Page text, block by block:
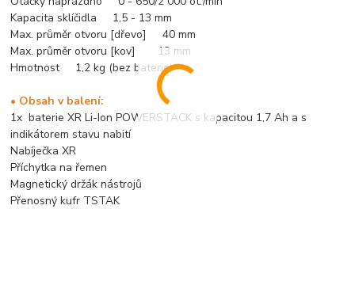
Kapacita sklíčidla 1,5 - 13 mm
Max. průměr otvoru [dřevo] 40 mm
Max. průměr otvoru [kov] 13 mm
Hmotnost 1,2 kg (bez baterie)
• Obsah v balení:
1x baterie XR Li-Ion POWERSTACK s kapacitou 1,7 Ah a s
indikátorem stavu nabití
Nabíječka XR
Příchytka na řemen
Magnetický držák nástrojů
Přenosný kufr TSTAK